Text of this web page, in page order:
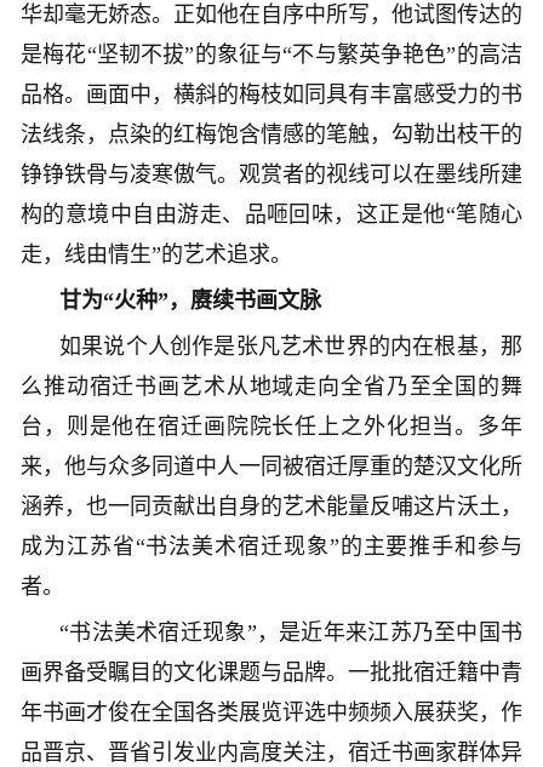
华却毫无娇态。正如他在自序中所写，他试图传达的
是梅花“坚韧不拔”的象征与“不与繁英争艳色”的高洁
品格。画面中，横斜的梅枝如同具有丰富感受力的书
法线条，点染的红梅饱含情感的笔触，勾勒出枝干的
铮铮铁骨与凌寒傲气。观赏者的视线可以在墨线所建
构的意境中自由游走、品咂回味，这正是他“笔随心
走，线由情生”的艺术追求。
甘为“火种”，赓续书画文脉
如果说个人创作是张凡艺术世界的内在根基，那
么推动宿迁书画艺术从地域走向全省乃至全国的舞
台，则是他在宿迁画院院长任上之外化担当。多年
来，他与众多同道中人一同被宿迁厚重的楚汉文化所
涵养，也一同贡献出自身的艺术能量反哺这片沃土，
成为江苏省“书法美术宿迁现象”的主要推手和参与
者。
“书法美术宿迁现象”，是近年来江苏乃至中国书
画界备受瞩目的文化课题与品牌。一批批宿迁籍中青
年书画才俊在全国各类展览评选中频频入展获奖，作
品晋京、晋省引发业内高度关注，宿迁书画家群体异